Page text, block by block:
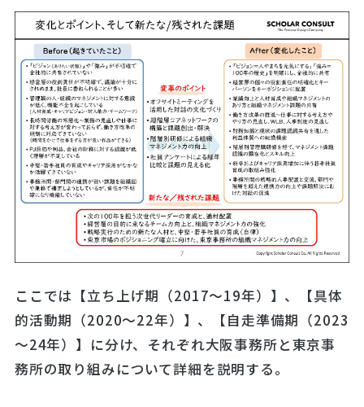
ここでは【立ち上げ期（2017～19年）】、【具体
的活動期（2020～22年）】、【自走準備期（2023
～24年）】に分け、それぞれ大阪事務所と東京事
務所の取り組みについて詳細を説明する。